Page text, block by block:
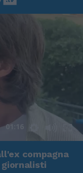
01:16
compagna
giornalisti